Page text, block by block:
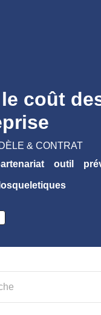
coût
& CONTRAT
outil